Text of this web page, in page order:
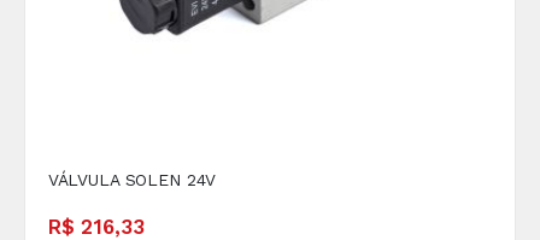
VÁLVULA SOLEN 24V
R$ 216,33